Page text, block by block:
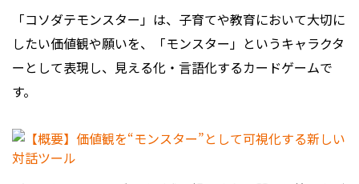
「コソダテモンスター」は、子育てや教育において大切に
したい価値観や願いを、「モンスター」というキャラクタ
ーとして表現し、見える化・言語化するカードゲームで
す。